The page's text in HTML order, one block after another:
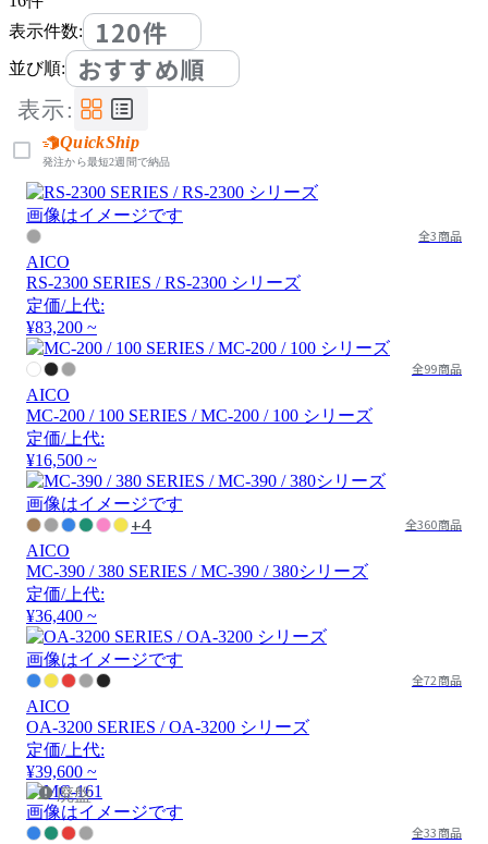
表示件数:
120件
並び順: おすすめ順
表示:
QuickShip
発注から最短2週間で納品
画像はイメージです
全3商品
AICO
RS-2300 SERIES / RS-2300 シリーズ
定価/上代:
¥83,200 ~
全99商品
AICO
MC-200 / 100 SERIES / MC-200 / 100 シリーズ
定価/上代:
¥16,500 ~
画像はイメージです
+4 全360商品
AICO
MC-390 / 380 SERIES / MC-390 / 380シリーズ
定価/上代:
¥36,400 ~
画像はイメージです
全72商品
AICO
OA-3200 SERIES / OA-3200 シリーズ
定価/上代:
¥39,600 ~
廃盤
画像はイメージです
全33商品